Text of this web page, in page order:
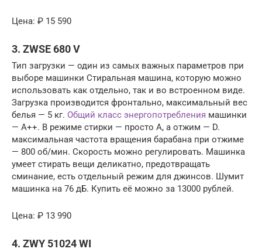
Цена: ₽ 15 590
3. ZWSE 680 V
Тип загрузки — один из самых важных параметров при
выборе машинки Стиральная машина, которую можно
использовать как отдельно, так и во встроенном виде.
Загрузка производится фронтально, максимальный вес
белья — 5 кг. Общий класс энергопотребления машинки
— А++. В режиме стирки — просто А, а отжим — D.
максимальная частота вращения барабана при отжиме
— 800 об/мин. Скорость можно регулировать. Машинка
умеет стирать вещи деликатно, предотвращать
сминание, есть отдельный режим для джинсов. Шумит
машинка на 76 дБ. Купить её можно за 13000 рублей.
Цена: ₽ 13 990
4. ZWY 51024 WI